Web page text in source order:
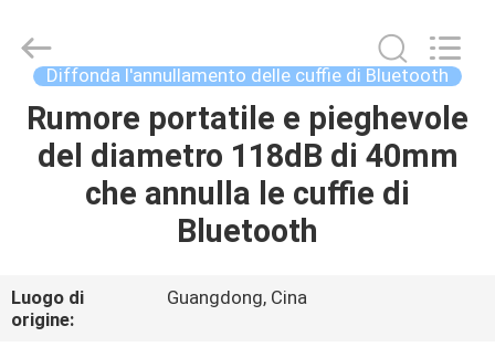
CASA
PRODOTTI
NOI
Electronics
Co,ltd.
Rights
Diffonda l'annullamento delle cuffie di Bluetooth
Rumore portatile e pieghevole
del diametro 118dB di 40mm
che annulla le cuffie di
Bluetooth
Luogo di
origine:
Guangdong, Cina